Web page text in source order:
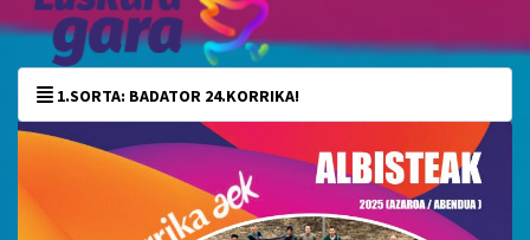
1.SORTA: BADATOR 24.KORRIKA!